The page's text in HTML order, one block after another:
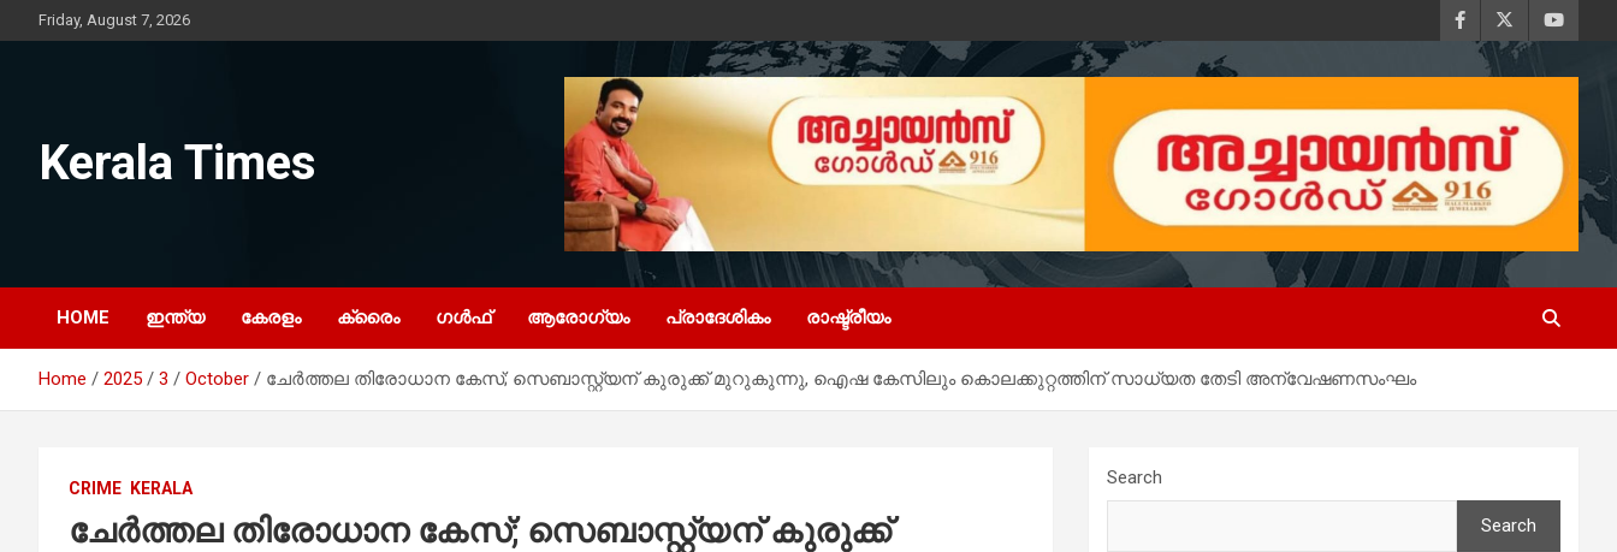
to
Friday, August 7, 2026
Kerala Times
HOME ഇന്ത്യ കേരളം ക്രൈം ഗൾഫ് ആരോഗ്യം പ്രാദേശികം രാഷ്ട്രീയം
Home 2025 3 October ചേര്‍ത്തല തിരോധാന കേസ്; സെബാസ്റ്റ്യന് കുരുക്ക് മുറുകുന്നു, ഐഷ കേസിലും കൊലക്കുറ്റത്തിന് സാധ്യത തേടി അന്വേഷണസംഘം
CRIME KERALA
ചേര്‍ത്തല തിരോധാന കേസ്; സെബാസ്റ്റ്യന് കുരുക്ക്
Search
Search